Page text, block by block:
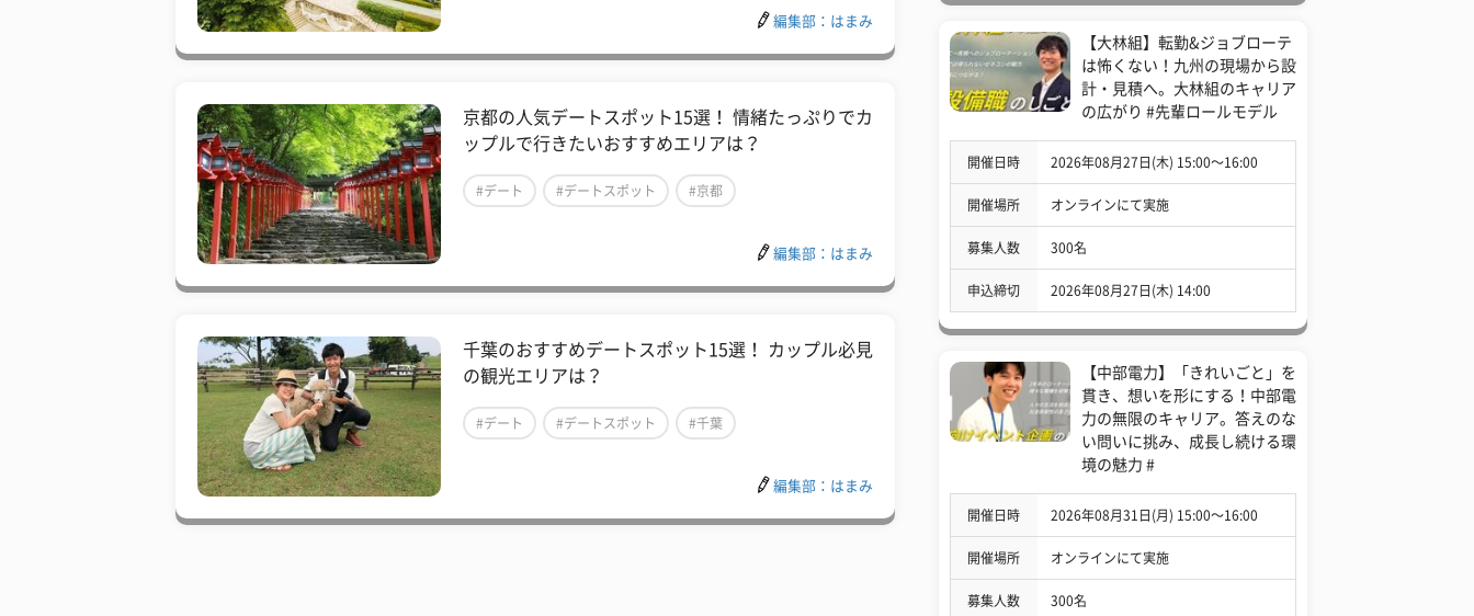
編集部：はまみ
京都の人気デートスポット15選！ 情緒たっぷりでカ
ップルで行きたいおすすめエリアは？
#デート #デートスポット #京都
編集部：はまみ
千葉のおすすめデートスポット15選！ カップル必見
の観光エリアは？
#デート #デートスポット #千葉
編集部：はまみ
【大林組】転勤&ジョブローテ
は怖くない！九州の現場から設
計・見積へ。大林組のキャリア
の広がり #先輩ロールモデル
開催日時 2026年08月27日(木) 15:00〜16:00
開催場所 オンラインにて実施
募集人数 300名
申込締切 2026年08月27日(木) 14:00
【中部電力】「きれいごと」を
貫き、想いを形にする！中部電
力の無限のキャリア。答えのな
い問いに挑み、成長し続ける環
境の魅力 #
開催日時 2026年08月31日(月) 15:00〜16:00
開催場所 オンラインにて実施
募集人数 300名